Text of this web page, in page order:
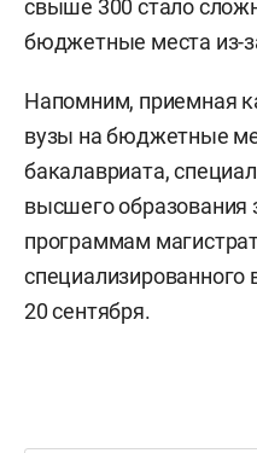
свыше 300 стало
бюджетные места из-
Напомним, приемная
вузы на бюджетные
бакалавриата,
высшего образования
программам
20 сентября.